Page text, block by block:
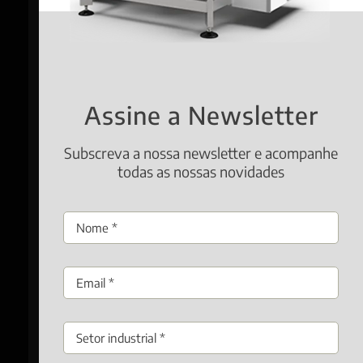
Assine a Newsletter
Subscreva a nossa newsletter e acompanhe
todas as nossas novidades